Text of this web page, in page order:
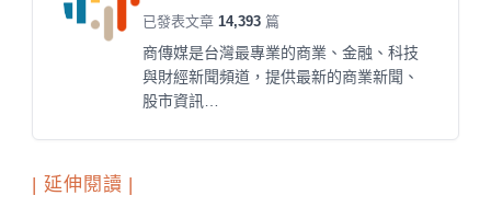
已發表文章14,393 篇
商傳媒是台灣最專業的商業、金融、科技
與財經新聞頻道，提供最新的商業新聞、
股市資訊…
| 延伸閱讀 |